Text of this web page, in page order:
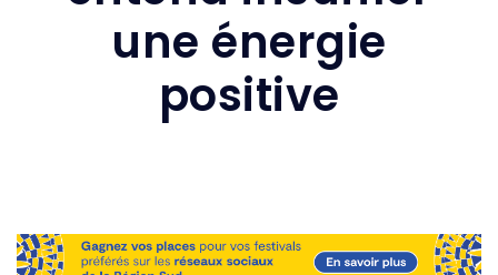
une énergie
positive